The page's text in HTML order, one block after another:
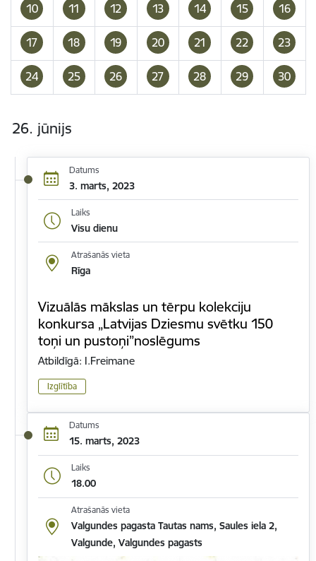
10 11 12 13 14 15 16
17 18 19 20 21 22 23
24 25 26 27 28 29 30
26. jūnijs
Datums
3. marts, 2023
Laiks
Visu dienu
Atrašanās vieta
Rīga
Vizuālās mākslas un tērpu kolekciju
konkursa „Latvijas Dziesmu svētku 150
toņi un pustoņi”noslēgums
Atbildīgā: I.Freimane
Izglītība
Datums
15. marts, 2023
Laiks
18.00
Atrašanās vieta
Valgundes pagasta Tautas nams, Saules iela 2,
Valgunde, Valgundes pagasts